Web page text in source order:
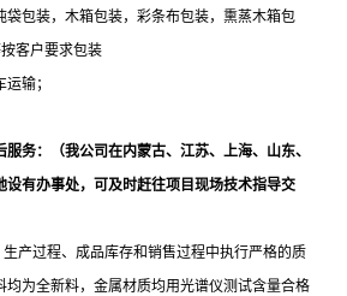
包装，木箱包装，彩条布包装， 熏蒸木箱包
客户要求包装
输；
务：
（我公司在内蒙古、江苏、上海、山东、
设有办事处，可及时赶往项目现场技术指导交
产过程、成品库存和销售过程中执行严格的质
均为全新料，金属材质均用光谱仪测试含量合格